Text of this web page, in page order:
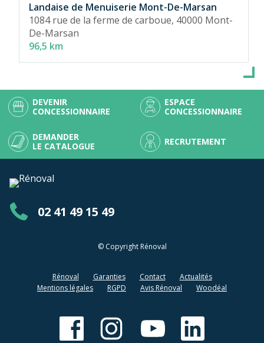
Landaise de Menuiserie Mont-De-Marsan
1084 rue de la ferme de carboue, 40000 Mont-
De-Marsan
96,5 km
02 41 49 15 49
DEVENIR
CONCESSIONNAIRE
ESPACE
CONCESSIONNAIRE
DEMANDER
LE CATALOGUE
RECRUTEMENT
© Copyright Rénoval
Rénoval Garanties Contact
Actualités
Mentions légales
RGPD Avis Rénoval Woodéal